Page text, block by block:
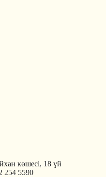
көшесі, 18 үй
254 5590